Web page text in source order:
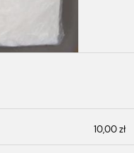
ewentualnych kosztów10,00 zł